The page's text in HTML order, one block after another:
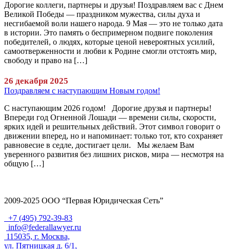
Дорогие коллеги, партнеры и друзья! Поздравляем вас с Днем
Великой Победы — праздником мужества, силы духа и
несгибаемой воли нашего народа. 9 Мая — это не только дата
в истории. Это память о беспримерном подвиге поколения
победителей, о людях, которые ценой невероятных усилий,
самоотверженности и любви к Родине смогли отстоять мир,
свободу и право на […]
26 декабря 2025
Поздравляем с наступающим Новым годом!
С наступающим 2026 годом! Дорогие друзья и партнеры!
Впереди год Огненной Лошади — времени силы, скорости,
ярких идей и решительных действий. Этот символ говорит о
движении вперед, но и напоминает: только тот, кто сохраняет
равновесие в седле, достигает цели. Мы желаем Вам
уверенного развития без лишних рисков, мира — несмотря на
общую […]
2009-2025 ООО “Первая Юридическая Сеть”
+7 (495) 792-39-83
info@federallawyer.ru
115035, г. Москва,
ул. Пятницкая д. 6/1,